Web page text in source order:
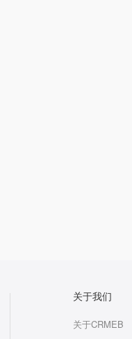
关于我们
关于CRMEB